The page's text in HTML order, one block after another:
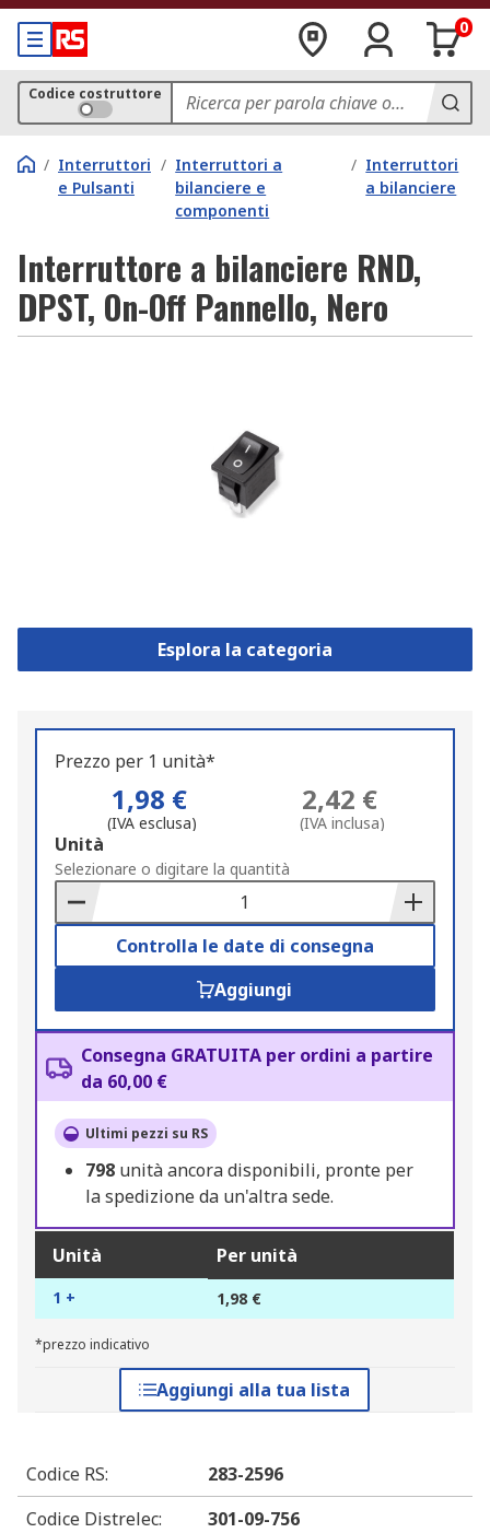
0
Codice costruttore
/ Interruttori
e Pulsanti
/ Interruttori a
bilanciere e
componenti
/ Interruttori
a bilanciere
Interruttore a bilanciere RND,
DPST, On-Off Pannello, Nero
Esplora la categoria
Prezzo per 1 unità*
1,98 €
(IVA esclusa)
2,42 €
(IVA inclusa)
Add
to
Basket
Unità
Selezionare o digitare la quantità
Controlla le date di consegna
Aggiungi
Consegna GRATUITA per ordini a partire
da 60,00 €
Ultimi pezzi su RS
798 unità ancora disponibili, pronte per
la spedizione da un'altra sede.
Unità Per unità
1 + 1,98 €
*prezzo indicativo
Aggiungi alla tua lista
Codice RS:
283-2596
Codice Distrelec:
301-09-756